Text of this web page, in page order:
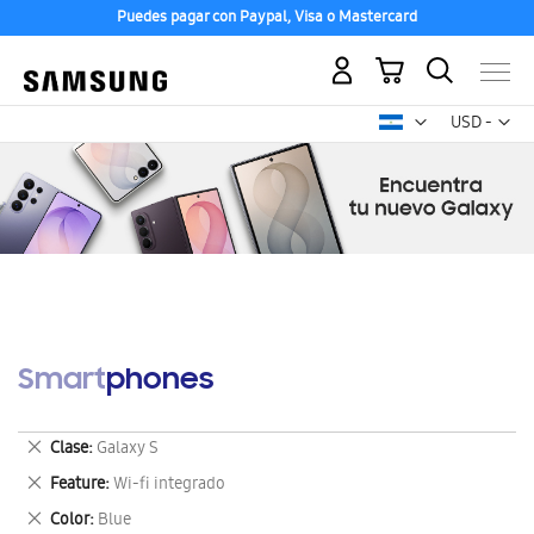
Puedes pagar con Paypal, Visa o Mastercard
USD -
dólar
Mi carrito
Smartphones
Clase Galaxy S
Eliminar
este
artículo
Feature Wi-fi integrado
Eliminar
este
Color Blue
Eliminar